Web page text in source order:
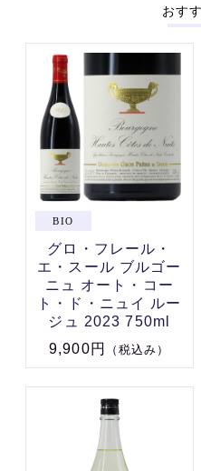
おす
グロ・フレール・
エ・スール ブルゴー
ニュ オート・コー
ト・ド・ニュイ ルー
ジュ 2023 750ml
9,900円
（税込み）